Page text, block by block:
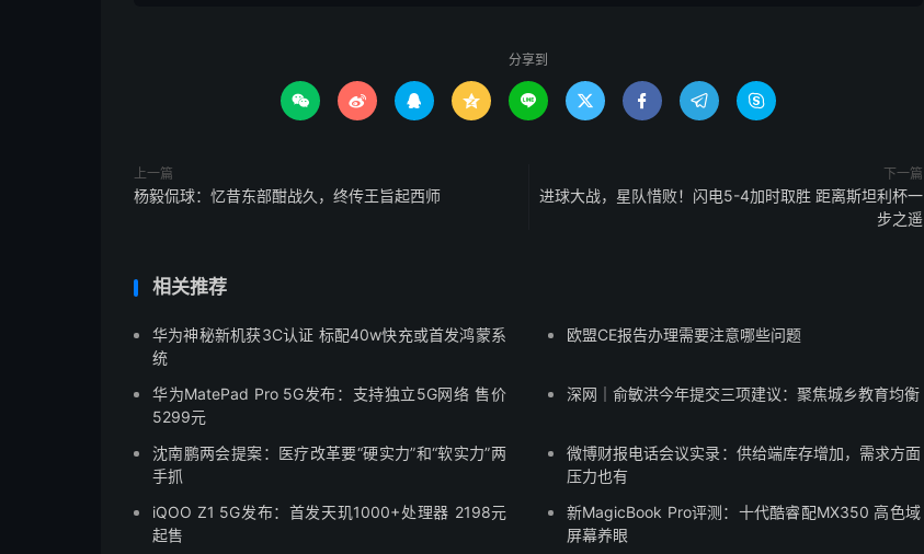
分享到
        
上一篇
杨毅侃球：忆昔东部酣战久，终传王旨起西师
下一篇
进球大战，星队惜败！闪电5-4加时取胜 距离斯坦利杯一
步之遥
相关推荐
华为神秘新机获3C认证 标配40w快充或首发鸿蒙系
统
欧盟CE报告办理需要注意哪些问题
华为MatePad Pro 5G发布：支持独立5G网络 售价
5299元
深网｜俞敏洪今年提交三项建议：聚焦城乡教育均衡
沈南鹏两会提案：医疗改革要“硬实力”和“软实力”两
手抓
微博财报电话会议实录：供给端库存增加，需求方面
压力也有
iQOO Z1 5G发布：首发天玑1000+处理器 2198元
起售
新MagicBook Pro评测：十代酷睿配MX350 高色域
屏幕养眼